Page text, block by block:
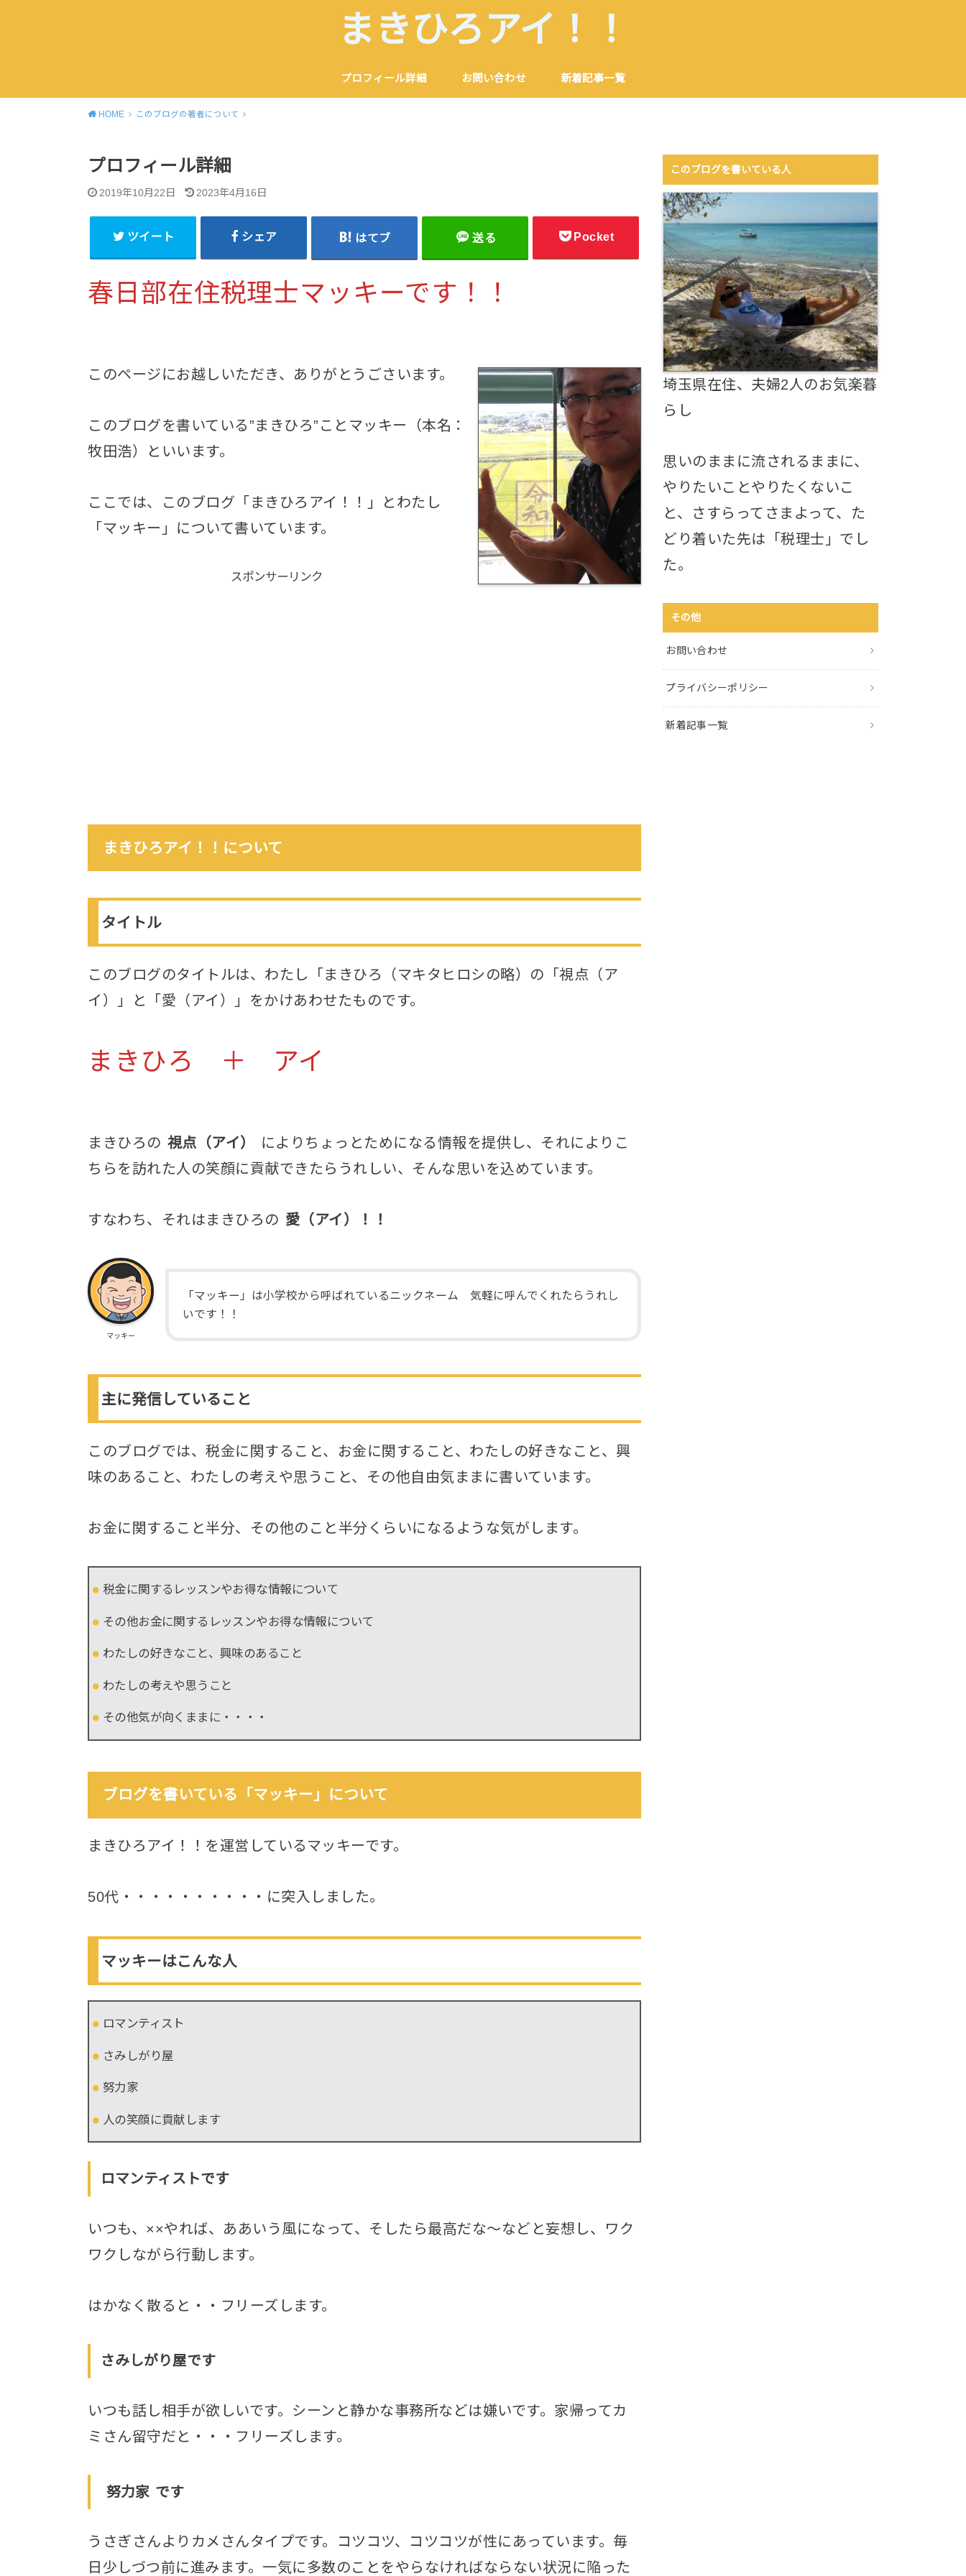
まきひろアイ！！
プロフィール詳細 お問い合わせ 新着記事一覧
HOME このブログの著者について
プロフィール詳細
2019年10月22日 2023年4月16日
ツイート シェア はてブ 送る Pocket
春日部在住税理士マッキーです！！
このページにお越しいただき、ありがとうごさいます。
このブログを書いている”まきひろ”ことマッキー（本名：
牧田浩）といいます。
ここでは、このブログ「まきひろアイ！！」とわたし
「マッキー」について書いています。
スポンサーリンク
まきひろアイ！！について
タイトル
このブログのタイトルは、わたし「まきひろ（マキタヒロシの略）の「視点（ア
イ）」と「愛（アイ）」をかけあわせたものです。
まきひろ ＋ アイ
まきひろの 視点（アイ）
によりちょっとためになる情報を提供し、それによりこ
ちらを訪れた人の笑顔に貢献できたらうれしい、そんな思いを込めています。
すなわち、それはまきひろの 愛（アイ）！！
マッキー
「マッキー」は小学校から呼ばれているニックネーム 気軽に呼んでくれたらうれし
いです！！
主に発信していること
このブログでは、税金に関すること、お金に関すること、わたしの好きなこと、興
味のあること、わたしの考えや思うこと、その他自由気ままに書いています。
お金に関すること半分、その他のこと半分くらいになるような気がします。
税金に関するレッスンやお得な情報について
その他お金に関するレッスンやお得な情報について
わたしの好きなこと、興味のあること
わたしの考えや思うこと
その他気が向くままに・・・・
ブログを書いている「マッキー」について
まきひろアイ！！を運営しているマッキーです。
50代・・・・・・・・・・に突入しました。
マッキーはこんな人
ロマンティスト
さみしがり屋
努力家
人の笑顔に貢献します
ロマンティストです
いつも、××やれば、ああいう風になって、そしたら最高だな～などと妄想し、ワク
ワクしながら行動します。
はかなく散ると・・フリーズします。
さみしがり屋です
いつも話し相手が欲しいです。シーンと静かな事務所などは嫌いです。家帰ってカ
ミさん留守だと・・・フリーズします。
努力家 です
うさぎさんよりカメさんタイプです。コツコツ、コツコツが性にあっています。毎
日少しづつ前に進みます。一気に多数のことをやらなければならない状況に陥った
このブログを書いている人
埼玉県在住、夫婦2人のお気楽暮
らし
思いのままに流されるままに、
やりたいことやりたくないこ
と、さすらってさまよって、た
どり着いた先は「税理士」でし
た。
その他
お問い合わせ
プライバシーポリシー
新着記事一覧